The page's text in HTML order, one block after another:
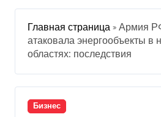
Главная страница » Армия
атаковала энергообъекты в
областях: последствия
Бизнес